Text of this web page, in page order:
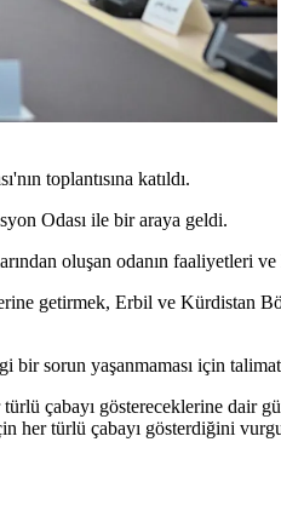
toplantısına katıldı.
Odası ile bir araya geldi.
oluşan odanın faaliyetleri ve
getirmek, Erbil ve Kürdistan
bir sorun yaşanmaması için
çabayı göstereceklerine dair
her türlü çabayı gösterdiğini